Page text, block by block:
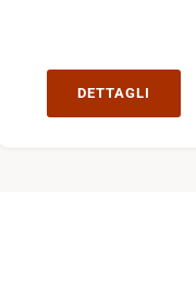
DETTAGLI